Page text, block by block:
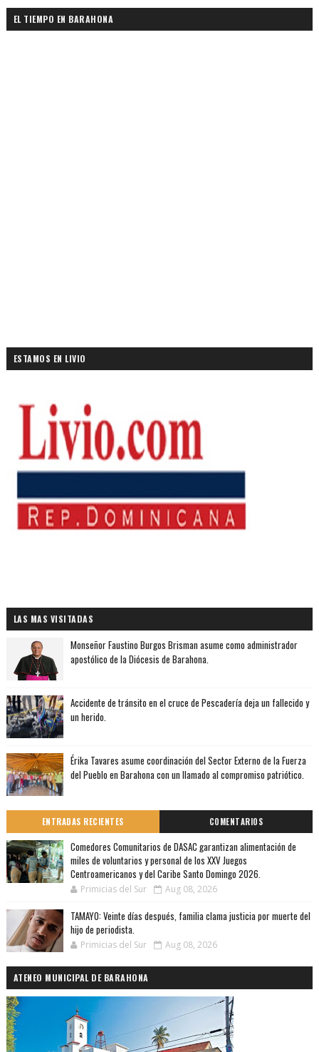
EL TIEMPO EN BARAHONA
ESTAMOS EN LIVIO
LAS MAS VISITADAS
Monseñor Faustino Burgos Brisman asume como administrador
apostólico de la Diócesis de Barahona.
Accidente de tránsito en el cruce de Pescadería deja un fallecido y
un herido.
Érika Tavares asume coordinación del Sector Externo de la Fuerza
del Pueblo en Barahona con un llamado al compromiso patriótico.
ENTRADAS RECIENTES COMENTARIOS
Comedores Comunitarios de DASAC garantizan alimentación de
miles de voluntarios y personal de los XXV Juegos
Centroamericanos y del Caribe Santo Domingo 2026.
Primicias del Sur Aug 08, 2026
TAMAYO: Veinte días después, familia clama justicia por muerte del
hijo de periodista.
Primicias del Sur Aug 08, 2026
ATENEO MUNICIPAL DE BARAHONA